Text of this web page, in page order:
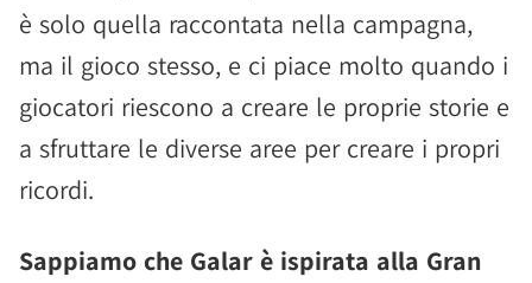
è solo quella raccontata nella campagna,
ma il gioco stesso, e ci piace molto quando i
giocatori riescono a creare le proprie storie e
a sfruttare le diverse aree per creare i propri
ricordi.
Sappiamo che Galar è ispirata alla Gran